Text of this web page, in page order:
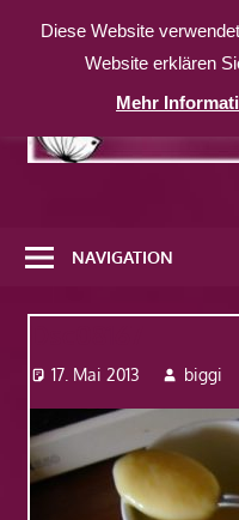
Inhalt
weitere
Website
NAVIGATION
17. Mai 2013 biggi
Diese Website
Website erklären
Mehr